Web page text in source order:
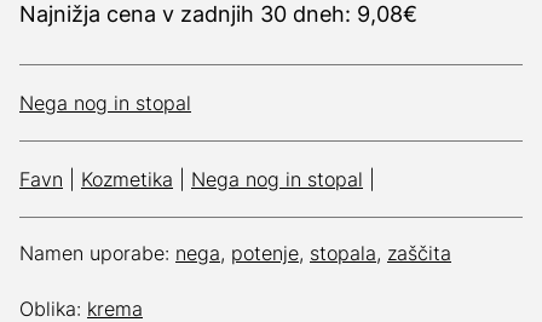
Najnižja cena v zadnjih 30 dneh: 9,08€
Nega nog in stopal
Favn Kozmetika Nega nog in stopal
Namen uporabe: nega, potenje, stopala, zaščita
Oblika: krema